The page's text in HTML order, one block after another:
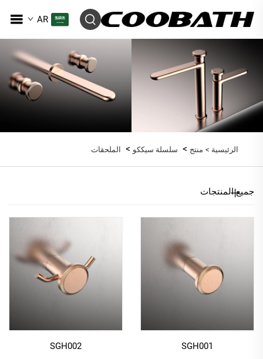
AR
الرئيسية > منتج > سلسلة سيككو > الملحقات
جميع المنتجات
SGH001
SGH002